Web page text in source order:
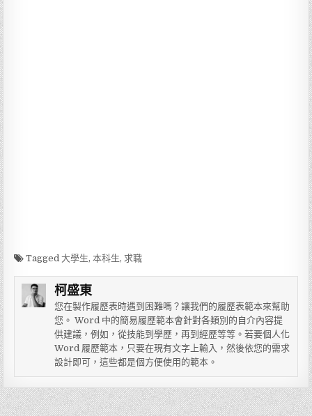
Tagged大學生,本科生, 求職
柯盛東
您在製作履歷表時遇到困難嗎？讓我們的履歷表範本來幫助
您。 Word 中的簡易履歷範本會針對各類別的自介內容提
供建議，例如，從技能到學歷，再到經歷等等。若要個人化
Word 履歷範本，只要在現有文字上輸入，然後依您的需求
設計即可，這些都是個方便使用的範本。